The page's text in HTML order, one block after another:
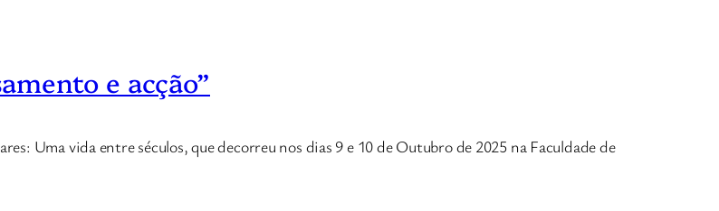
e acção”
Uma vida entre séculos, que decorreu nos dias 9 e 10 de Outubro de 2025 na Faculdade de